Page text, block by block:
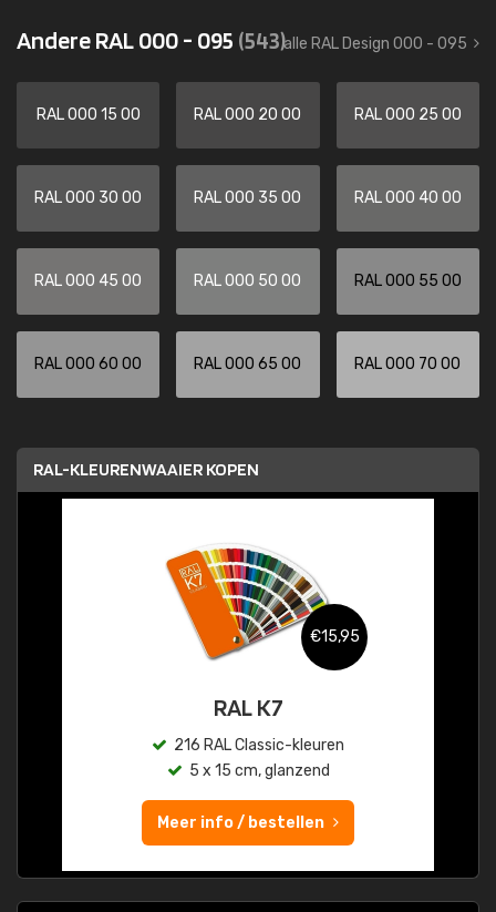
Andere RAL 000 - 095 (543)alle RAL Design 000 - 095
RAL 000 15 00 RAL 000 20 00 RAL 000 25 00
RAL 000 30 00 RAL 000 35 00 RAL 000 40 00
RAL 000 45 00 RAL 000 50 00 RAL 000 55 00
RAL 000 60 00 RAL 000 65 00 RAL 000 70 00
RAL-KLEURENWAAIER KOPEN
€15,95
RAL K7
216 RAL Classic-kleuren
5 x 15 cm, glanzend
Meer info / bestellen